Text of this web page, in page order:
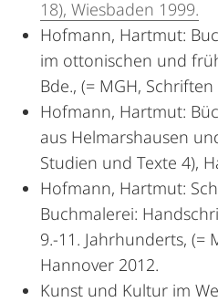
18), Wiesbaden 1999.
Hofmann, Hartmut:
im ottonischen und
Bde., (= MGH,
Hofmann, Hartmut:
aus Helmarshausen
Studien und Texte 4),
Hofmann, Hartmut:
Buchmalerei:
9.-11. Jahrhunderts, (=
Hannover 2012.
Kunst und Kultur im